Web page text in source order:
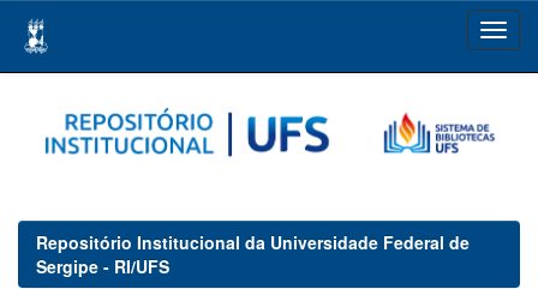
navigation
Repositório Institucional da Universidade Federal de
Sergipe - RI/UFS